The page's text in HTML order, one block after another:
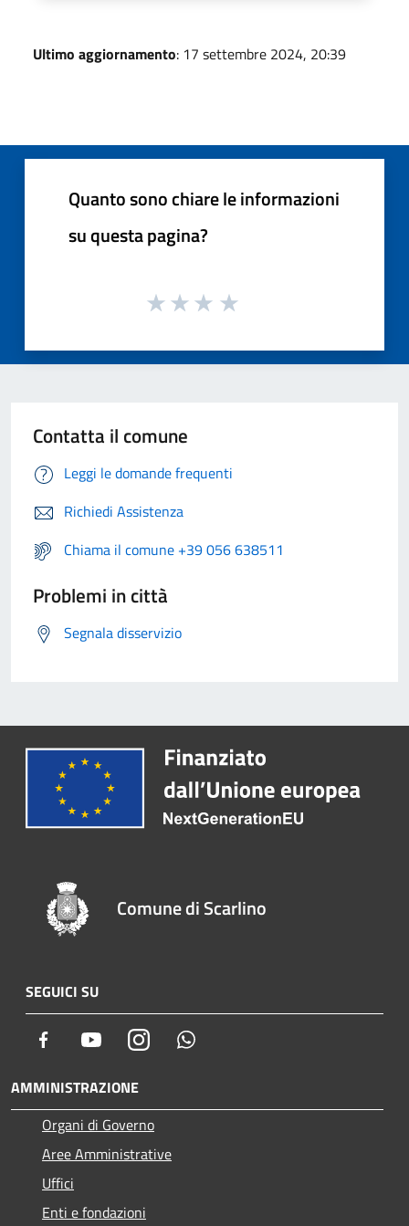
Ultimo aggiornamento: 17 settembre 2024, 20:39
Quanto sono chiare le informazioni
su questa pagina?
Contatta il comune
Leggi le domande frequenti
Richiedi Assistenza
Chiama il comune +39 056 638511
Problemi in città
Segnala disservizio
Comune di Scarlino
SEGUICI SU
Facebook YoutubeInstagram
AMMINISTRAZIONE
Organi di Governo
Aree Amministrative
Uffici
Enti e fondazioni